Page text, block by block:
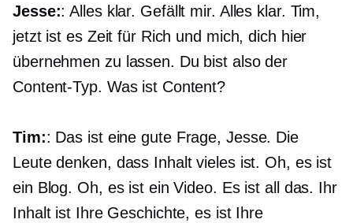
Jesse:: Alles klar. Gefällt mir. Alles klar. Tim,
jetzt ist es Zeit für Rich und mich, dich hier
übernehmen zu lassen. Du bist also der
Content-Typ. Was ist Content?
Tim:: Das ist eine gute Frage, Jesse. Die
Leute denken, dass Inhalt vieles ist. Oh, es ist
ein Blog. Oh, es ist ein Video. Es ist all das. Ihr
Inhalt ist Ihre Geschichte, es ist Ihre